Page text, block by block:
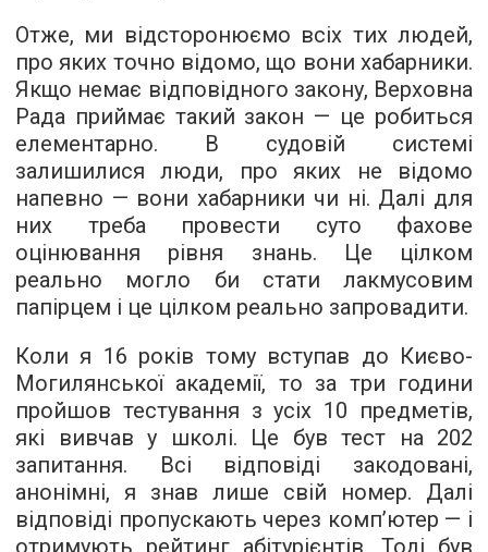
Отже, ми відсторонюємо всіх тих людей,
про яких точно відомо, що вони хабарники.
Якщо немає відповідного закону, Верховна
Рада приймає такий закон — це робиться
елементарно. В судовій системі
залишилися люди, про яких не відомо
напевно — вони хабарники чи ні. Далі для
них треба провести суто фахове
оцінювання рівня знань. Це цілком
реально могло би стати лакмусовим
папірцем і це цілком реально запровадити.
Коли я 16 років тому вступав до Києво-
Могилянської академії, то за три години
пройшов тестування з усіх 10 предметів,
які вивчав у школі. Це був тест на 202
запитання. Всі відповіді закодовані,
анонімні, я знав лише свій номер. Далі
відповіді пропускають через комп’ютер — і
отримують рейтинг абітурієнтів. Тоді був